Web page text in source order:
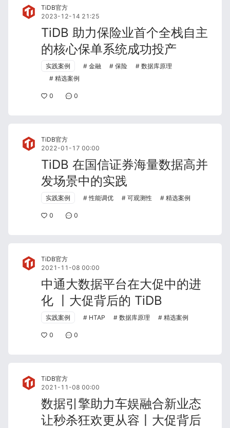
TiDB官方
2023-12-14 21:25
TiDB 助力保险业首个全栈自主
的核心保单系统成功投产
实践案例 金融 保险
数据库原理
精选案例
0 0
TiDB官方
2022-01-17 00:00
TiDB 在国信证券海量数据高并
发场景中的实践
实践案例 性能调优 可观测性 精选案例
0 0
TiDB官方
2021-11-08 00:00
中通大数据平台在大促中的进
化 丨大促背后的 TiDB
实践案例 HTAP 数据库原理 精选案例
0 0
TiDB官方
2021-11-08 00:00
数据引擎助力车娱融合新业态
让秒杀狂欢更从容丨大促背后